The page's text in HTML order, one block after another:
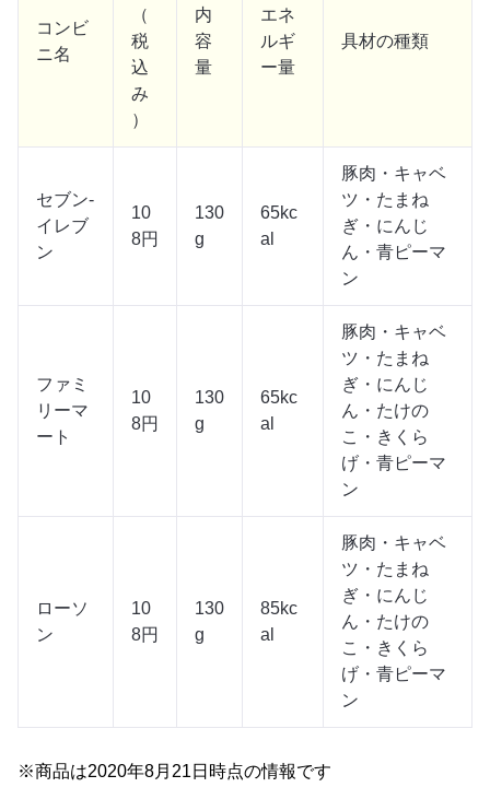
コンビ
ニ名
（
税
込
み
）
内
容
量
エネ
ルギ
ー量
具材の種類
セブン‐
イレブ
ン
10
8円
130
g
65kc
al
豚肉・キャベ
ツ・たまね
ぎ・にんじ
ん・青ピーマ
ン
ファミ
リーマ
ート
10
8円
130
g
65kc
al
豚肉・キャベ
ツ・たまね
ぎ・にんじ
ん・たけの
こ・きくら
げ・青ピーマ
ン
ローソ
ン
10
8円
130
g
85kc
al
豚肉・キャベ
ツ・たまね
ぎ・にんじ
ん・たけの
こ・きくら
げ・青ピーマ
ン
※商品は2020年8月21日時点の情報です